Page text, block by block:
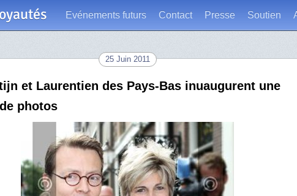
Evénements futurs Contact Presse Soutien
25 Juin 2011
et Laurentien des Pays-Bas inuaugurent une
photos